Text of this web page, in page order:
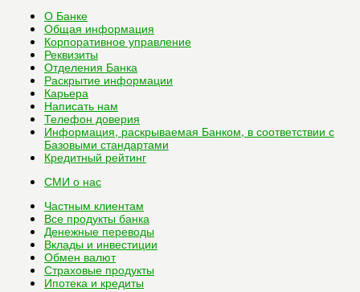
О Банке
Общая информация
Корпоративное управление
Реквизиты
Отделения Банка
Раскрытие информации
Карьера
Написать нам
Телефон доверия
Информация, раскрываемая Банком, в соответствии с
Базовыми стандартами
Кредитный рейтинг
СМИ о нас
Частным клиентам
Все продукты банка
Денежные переводы
Вклады и инвестиции
Обмен валют
Страховые продукты
Ипотека и кредиты